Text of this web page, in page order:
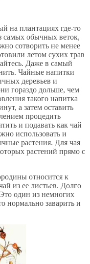
на плантациях где-то
самых обычных веток,
сотворить не менее
летом сухих трав
Даже в самый
Чайные напитки
деревьев и
гораздо дольше, чем
такого напитка
а затем оставить
процедить
и подавать как чай
использовать и
растения. Для чая
растений прямо с
относится к
из ее листьев. Долго
один из немногих
нормально заварить и